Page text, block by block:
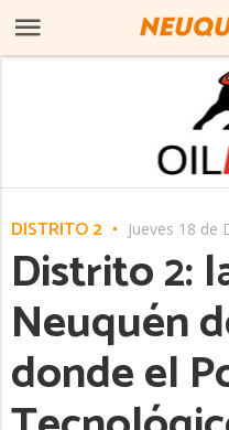
DISTRITO 2 Jueves 18 de
Distrito 2:
Neuquén
donde el